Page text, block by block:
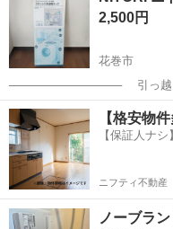
2,500円
花巻市
────────────── 引っ越しに伴い出品します。 7-8年程前に新品
で購入しましたが、中々帰る
いてたままで
岩手 花巻市 収納家具
【格安物
【保証人ナ
ニフティ不動産
ノーブラ